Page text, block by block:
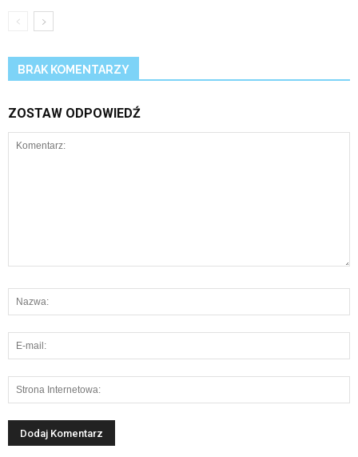
BRAK KOMENTARZY
ZOSTAW ODPOWIEDŹ